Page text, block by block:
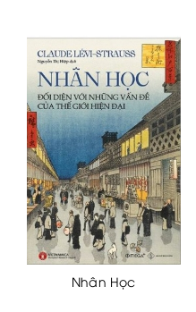
Nhân Học